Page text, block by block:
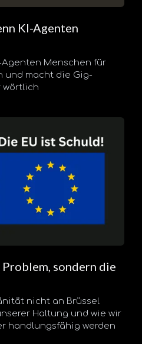
KI-Agenten
Agenten Menschen für
und macht die Gig-
wörtlich
sondern die
nicht an Brüssel
Haltung und wie wir
handlungsfähig werden